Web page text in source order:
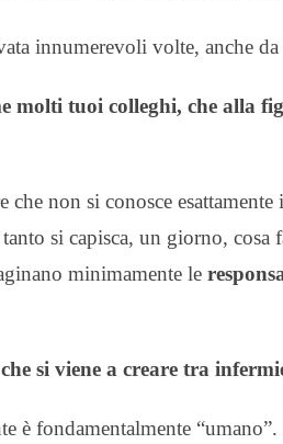
innumerevoli volte, anche da
molti tuoi colleghi, che alla
che non si conosce
si capisca, un giorno, cosa
minimamente le
si viene a creare tra
è fondamentalmente